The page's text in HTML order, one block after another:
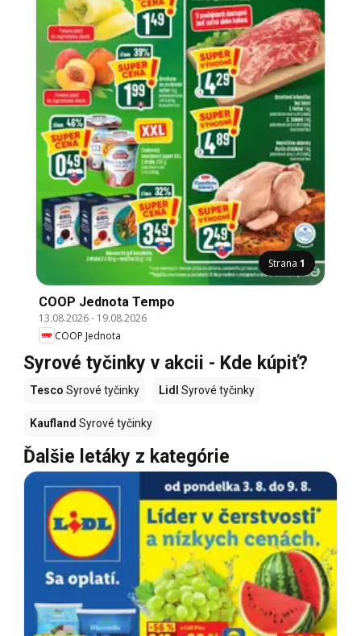
Strana 1
COOP Jednota Tempo
13.08.2026- 19.08.2026
COOP Jednota
Syrové tyčinky v akcii - Kde kúpiť?
Tesco Syrové tyčinky Lidl Syrové tyčinky
Kaufland Syrové tyčinky
Ďalšie letáky z kategórie